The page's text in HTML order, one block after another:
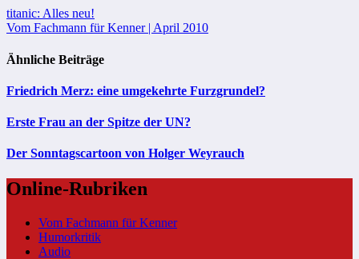
Beitragsnavigation
titanic: Alles neu!
Vom Fachmann für Kenner | April 2010
Ähnliche Beiträge
Friedrich Merz: eine umgekehrte Furzgrundel?
Erste Frau an der Spitze der UN?
Der Sonntagscartoon von Holger Weyrauch
Online-Rubriken
Vom Fachmann für Kenner
Humorkritik
Audio